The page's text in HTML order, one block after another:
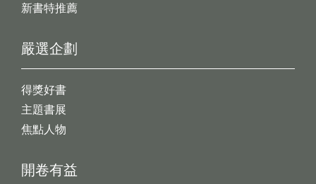
新書特推薦
開卷有益
嚴選企劃
得獎好書
主題書展
焦點人物